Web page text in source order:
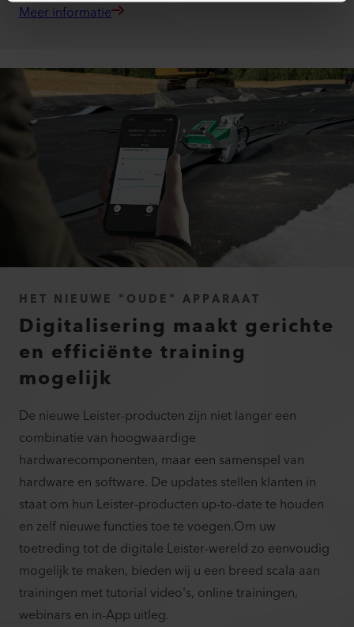
Meer informatie
HET NIEUWE "OUDE" APPARAAT
Digitalisering maakt gerichte
en efficiënte training
mogelijk
De nieuwe Leister-producten zijn niet langer een
combinatie van hoogwaardige
hardwarecomponenten, maar een samenspel van
hardware en software. De updates stellen klanten in
staat om hun Leister-producten up-to-date te houden
en zelf nieuwe functies toe te voegen.Om uw
toetreding tot de digitale Leister-wereld zo eenvoudig
mogelijk te maken, bieden wij u een breed scala aan
trainingen met tutorial video's, online trainingen,
webinars en in-App uitleg.